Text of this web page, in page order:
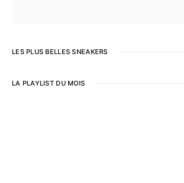
LES PLUS BELLES SNEAKERS
LA PLAYLIST DU MOIS